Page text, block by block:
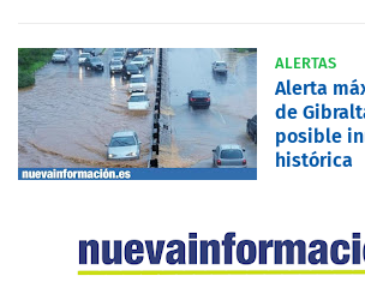
ALERTAS
Alerta
de
posible
histórica